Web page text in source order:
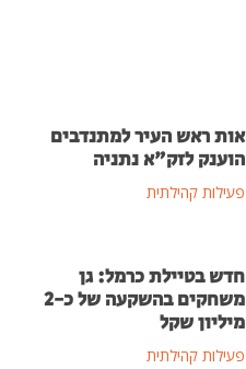
אות ראש העיר למתנדבים
הוענק לזק"א נתניה
פעילות קהילתית
חדש בטיילת כרמל: גן
משחקים בהשקעה של כ-2
מיליון שקל
פעילות קהילתית